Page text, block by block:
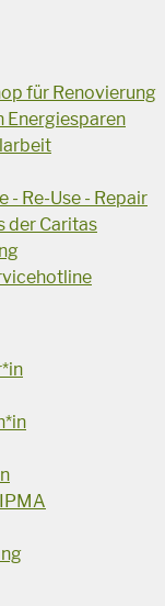
für Renovierung
Energiesparen
- Re-Use - Repair
der Caritas